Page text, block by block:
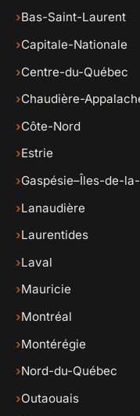
›Bas-Saint-Laurent
›Capitale-Nationale
›Centre-du-Québec
›Chaudière-
›Côte-Nord
›Estrie
›Gaspésie–Îles-de-
›Lanaudière
›Laurentides
›Laval
›Mauricie
›Montréal
›Montérégie
›Nord-du-Québec
›Outaouais